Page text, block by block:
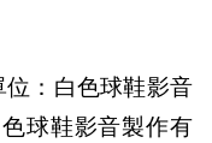
：白色球鞋影音
球鞋影音製作有